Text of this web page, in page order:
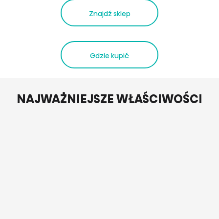
Znajdź sklep
Gdzie kupić
NAJWAŻNIEJSZE WŁAŚCIWOŚCI